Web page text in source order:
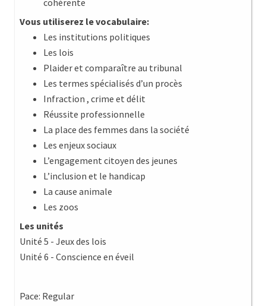
cohérente
Vous utiliserez le vocabulaire:
Les institutions politiques
Les lois
Plaider et comparaître au tribunal
Les termes spécialisés d’un procès
Infraction , crime et délit
Réussite professionnelle
La place des femmes dans la société
Les enjeux sociaux
L’engagement citoyen des jeunes
L’inclusion et le handicap
La cause animale
Les zoos
Les unités
Unité 5 - Jeux des lois
Unité 6 - Conscience en éveil
Pace: Regular